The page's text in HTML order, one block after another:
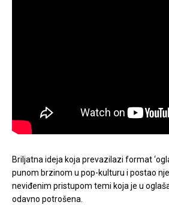
Briljatna ideja koja prevazilazi format
punom brzinom u pop-kulturu i postao
neviđenim pristupom temi koja je u
odavno potrošena.